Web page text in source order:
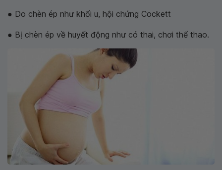
● Do chèn ép như khối u, hội chứng Cockett
● Bị chèn ép về huyết động như có thai, chơi thể thao.